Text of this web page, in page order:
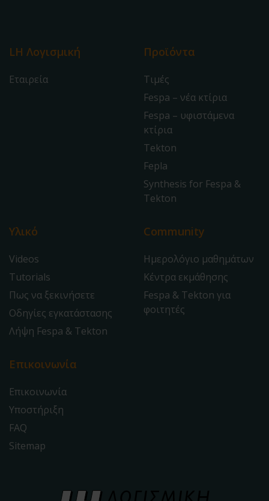
LH Λογισμική
Εταιρεία
Προϊόντα
Τιμές
Fespa – νέα κτίρια
Fespa – υφιστάμενα
κτίρια
Tekton
Fepla
Synthesis for Fespa &
Tekton
Υλικό
Videos
Tutorials
Πως να ξεκινήσετε
Οδηγίες εγκατάστασης
Λήψη Fespa & Tekton
Community
Ημερολόγιο μαθημάτων
Κέντρα εκμάθησης
Fespa & Tekton για
φοιτητές
Επικοινωνία
Επικοινωνία
Υποστήριξη
FAQ
Sitemap